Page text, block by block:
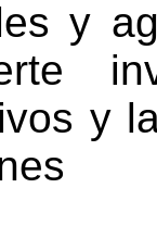
y
y